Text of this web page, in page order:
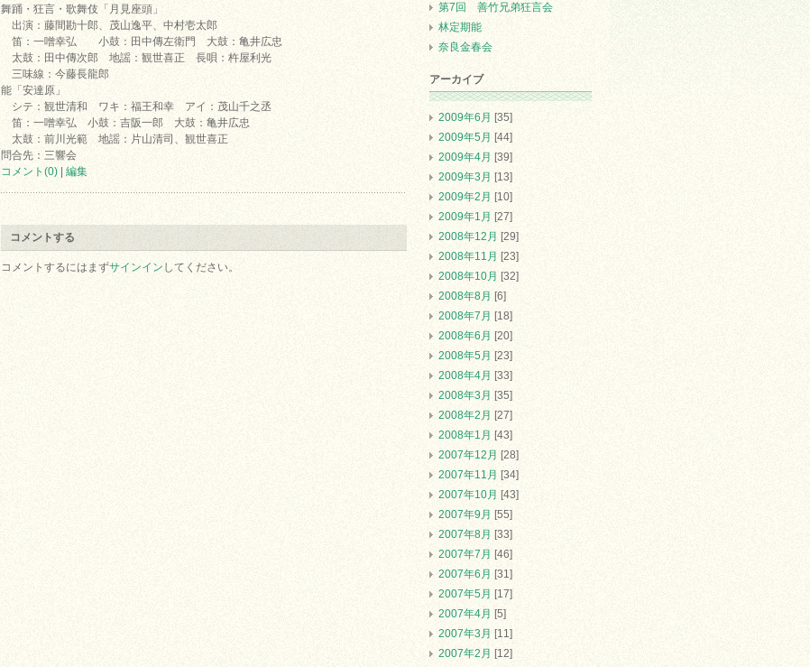
舞踊・狂言・歌舞伎「月見座頭」
出演：藤間勘十郎、茂山逸平、中村壱太郎
笛：一噌幸弘 小鼓：田中傳左衛門 大鼓：亀井広忠
太鼓：田中傳次郎 地謡：観世喜正 長唄：杵屋利光
三味線：今藤長龍郎
能「安達原」
シテ：観世清和 ワキ：福王和幸 アイ：茂山千之丞
笛：一噌幸弘 小鼓：吉阪一郎 大鼓：亀井広忠
太鼓：前川光範 地謡：片山清司、観世喜正
問合先：三響会
コメント(0)
編集
コメントする
コメントするにはまずサインイン してください。
第7回 善竹兄弟狂言会
林定期能
奈良金春会
アーカイブ
2009年6月 [35]
2009年5月 [44]
2009年4月 [39]
2009年3月 [13]
2009年2月 [10]
2009年1月 [27]
2008年12月 [29]
2008年11月 [23]
2008年10月 [32]
2008年8月 [6]
2008年7月 [18]
2008年6月 [20]
2008年5月 [23]
2008年4月 [33]
2008年3月 [35]
2008年2月 [27]
2008年1月 [43]
2007年12月 [28]
2007年11月 [34]
2007年10月 [43]
2007年9月 [55]
2007年8月 [33]
2007年7月 [46]
2007年6月 [31]
2007年5月 [17]
2007年4月 [5]
2007年3月 [11]
2007年2月 [12]